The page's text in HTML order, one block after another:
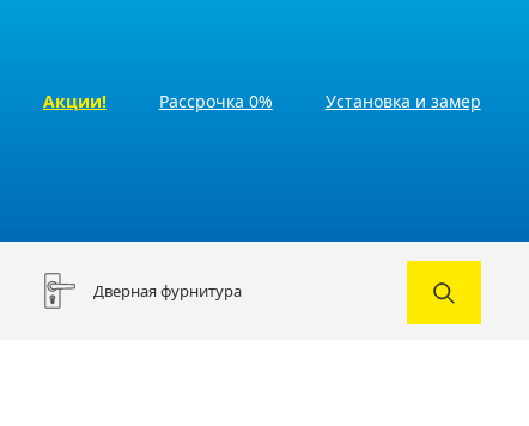
Акции! Рассрочка 0% Установка и замер
Дверная фурнитура